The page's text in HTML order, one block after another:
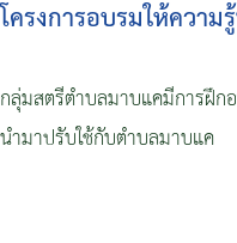
โครงการอบรมให้ควา
กลุ่มสตรีตำบลมาบแคมีการฝึ
นำมาปรับใช้กับตำบลมาบแค